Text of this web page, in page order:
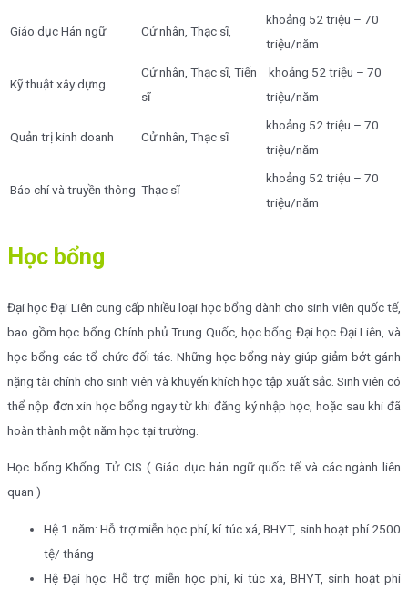
Giáo dục Hán ngữ Cử nhân, Thạc sĩ,
khoảng 52 triệu – 70
triệu/năm
Kỹ thuật xây dựng
Cử nhân, Thạc sĩ, Tiến
sĩ
khoảng 52 triệu – 70
triệu/năm
Quản trị kinh doanh Cử nhân, Thạc sĩ
khoảng 52 triệu – 70
triệu/năm
Báo chí và truyền thông Thạc sĩ
khoảng 52 triệu – 70
triệu/năm
Học bổng
Đại học Đại Liên cung cấp nhiều loại học bổng dành cho sinh viên quốc tế,
bao gồm học bổng Chính phủ Trung Quốc, học bổng Đại học Đại Liên, và
học bổng các tổ chức đối tác. Những học bổng này giúp giảm bớt gánh
nặng tài chính cho sinh viên và khuyến khích học tập xuất sắc. Sinh viên có
thể nộp đơn xin học bổng ngay từ khi đăng ký nhập học, hoặc sau khi đã
hoàn thành một năm học tại trường.
Học bổng Khổng Tử CIS ( Giáo dục hán ngữ quốc tế và các ngành liên
quan )
Hệ 1 năm: Hỗ trợ miễn học phí, kí túc xá, BHYT, sinh hoạt phí 2500
tệ/ tháng
Hệ Đại học: Hỗ trợ miễn học phí, kí túc xá, BHYT, sinh hoạt phí